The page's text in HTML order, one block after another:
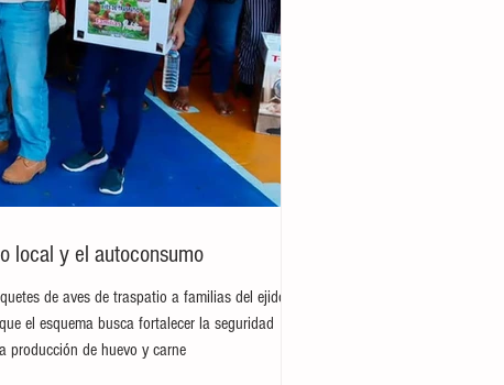
local y el autoconsumo
de aves de traspatio a familias del ejido
el esquema busca fortalecer la seguridad
producción de huevo y carne